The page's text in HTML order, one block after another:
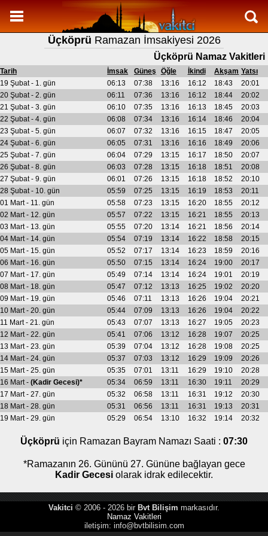
Namaz Vakitleri
Üçköprü Aylık Namaz Vakitleri
Namaz Nasıl Kılınır?
Bilgi
İletişim
Üçköprü Ramazan İmsakiyesi 2026
Üçköprü Namaz Vakitleri
Tarih İmsak Güneş Öğle İkindi Akşam Yatsı
19 Şubat - 1. gün
06:13 07:38 13:16 16:12 18:43
20:01
20 Şubat - 2. gün
06:11 07:36 13:16 16:12 18:44
20:02
21 Şubat - 3. gün
06:10 07:35 13:16 16:13 18:45
20:03
22 Şubat - 4. gün
06:08 07:34 13:16 16:14 18:46
20:04
23 Şubat - 5. gün
06:07 07:32 13:16 16:15 18:47
20:05
24 Şubat - 6. gün
06:05 07:31 13:16 16:16 18:49
20:06
25 Şubat - 7. gün
06:04 07:29 13:15 16:17 18:50
20:07
26 Şubat - 8. gün
06:03 07:28 13:15 16:18 18:51
20:08
27 Şubat - 9. gün
06:01 07:26 13:15 16:18 18:52
20:10
28 Şubat - 10. gün
05:59 07:25 13:15 16:19 18:53
20:11
01 Mart - 11. gün
05:58 07:23 13:15 16:20 18:55
20:12
02 Mart - 12. gün
05:57 07:22 13:15 16:21 18:55
20:13
03 Mart - 13. gün
05:55 07:20 13:14 16:21 18:56
20:14
04 Mart - 14. gün
05:54 07:19 13:14 16:22 18:58
20:15
05 Mart - 15. gün
05:52 07:17 13:14 16:23 18:59
20:16
06 Mart - 16. gün
05:50 07:15 13:14 16:24 19:00
20:17
07 Mart - 17. gün
05:49 07:14 13:14 16:24 19:01
20:19
08 Mart - 18. gün
05:47 07:12 13:13 16:25 19:02
20:20
09 Mart - 19. gün
05:46 07:11 13:13 16:26 19:04
20:21
10 Mart - 20. gün
05:44 07:09 13:13 16:26 19:04
20:22
11 Mart - 21. gün
05:43 07:07 13:13 16:27 19:05
20:23
12 Mart - 22. gün
05:41 07:06 13:12 16:28 19:07
20:25
13 Mart - 23. gün
05:39 07:04 13:12 16:28 19:08
20:25
14 Mart - 24. gün
05:37 07:03 13:12 16:29 19:09
20:26
15 Mart - 25. gün
05:35 07:01 13:11 16:29 19:10
20:28
16 Mart - (Kadir Gecesi)* 05:34 06:59 13:11 16:30 19:11
20:29
17 Mart - 27. gün
05:32 06:58 13:11 16:31 19:12
20:30
18 Mart - 28. gün
05:31 06:56 13:11 16:31 19:13
20:31
19 Mart - 29. gün
05:29 06:54 13:10 16:32 19:14 20:32
Üçköprü için Ramazan Bayram Namazı Saati : 07:30
*Ramazanın 26. Gününü 27. Gününe bağlayan gece
Kadir Gecesi olarak idrak edilecektir.
Vakitci © 2006 - 2026 bir Bvt Bilişim markasıdır.
Namaz Vakitleri
iletişim: info@bvtbilisim.com